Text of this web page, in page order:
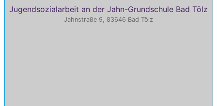
Jugendsozialarbeit an der Jahn-Grundschule Bad Tölz
Jahnstraße 9, 83646 Bad Tölz